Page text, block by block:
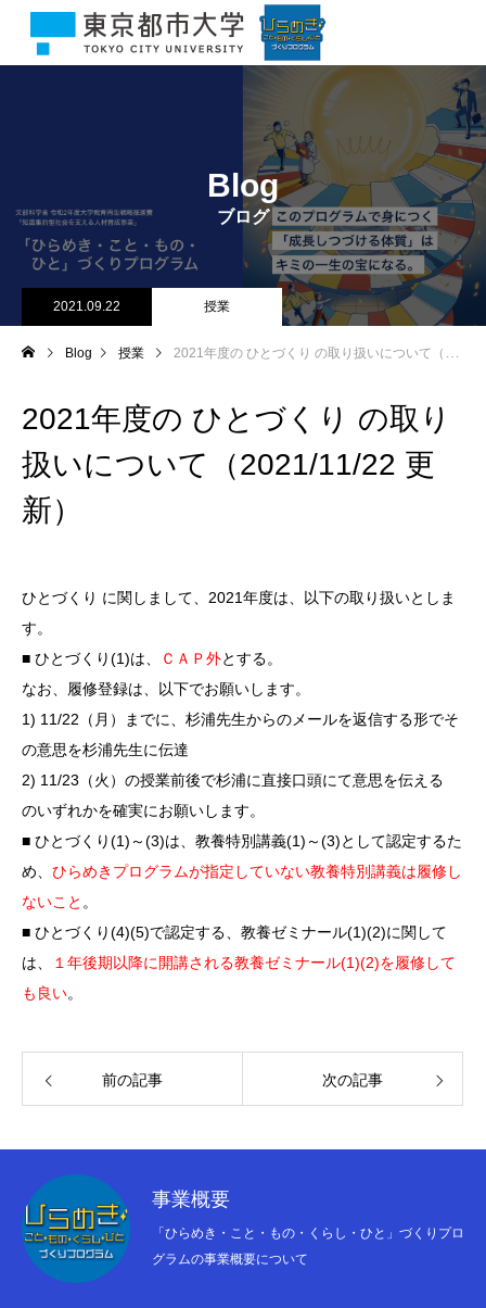
Blog
ブログ
2021.09.22 授業
Blog 授業 2021年度の ひとづくり の取り扱いについて（2021/11/22 更新）
2021年度の ひとづくり の取り
扱いについて（2021/11/22 更
新）
ひとづくり に関しまして、2021年度は、以下の取り扱いとしま
す。
■ ひとづくり(1)は、
ＣＡＰ外とする。
なお、履修登録は、以下でお願いします。
1) 11/22（月）までに、杉浦先生からのメールを返信する形でそ
の意思を杉浦先生に伝達
2) 11/23（火）の授業前後で杉浦に直接口頭にて意思を伝える
のいずれかを確実にお願いします。
■ ひとづくり(1)～(3)は、教養特別講義(1)～(3)として認定するた
め、 ひらめきプログラムが指定していない教養特別講義は履修し
ないこと 。
■ ひとづくり(4)(5)で認定する、教養ゼミナール(1)(2)に関して
は、
１年後期以降に開講される教養ゼミナール(1)(2)を履修して
も良い。
前の記事 次の記事
事業概要
「ひらめき・こと・もの・くらし・ひと」づくりプロ
グラムの事業概要について